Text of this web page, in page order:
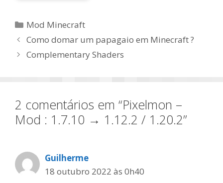
Categorias
Mod Minecraft
Como domar um papagaio em Minecraft ?
Complementary Shaders
2 comentários em “Pixelmon –
Mod : 1.7.10 → 1.12.2 / 1.20.2”
Guilherme
18 outubro 2022 às 0h40